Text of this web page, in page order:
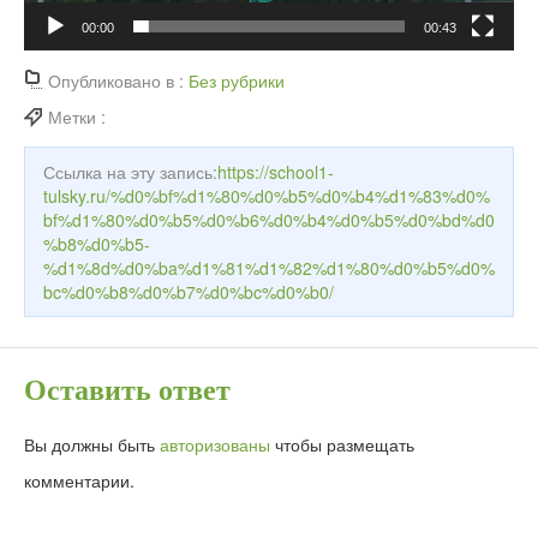
00:00 00:43
Опубликовано в : Без рубрики
Метки :
Ссылка на эту запись:https://school1-
tulsky.ru/%d0%bf%d1%80%d0%b5%d0%b4%d1%83%d0%
bf%d1%80%d0%b5%d0%b6%d0%b4%d0%b5%d0%bd%d0
%b8%d0%b5-
%d1%8d%d0%ba%d1%81%d1%82%d1%80%d0%b5%d0%
bc%d0%b8%d0%b7%d0%bc%d0%b0/
Оставить ответ
Вы должны быть авторизованы чтобы размещать
комментарии.